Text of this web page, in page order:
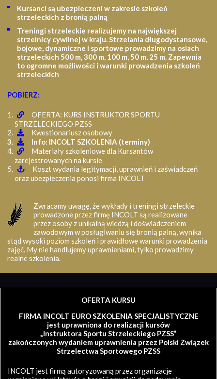
Kursanci są ubezpieczeni w zakresie szkoleń
strzeleckich z bronią palną
Treningi strzeleckie realizujemy na największej
strzelnicy cywilnej w kraju. Strzelania długodystansowe,
bojowe, dynamiczne i sportowe prowadzimy na osiach
strzeleckich 500 m, 300 m, 100 m, 50 m, 25 m. Zapewnia
to ogromne możliwości i warunki prowadzenia szkoleń
strzeleckich
POBIERZ:
OFERTA: KURS INSTRUKTOR SPORTU
STRZELECKIEGO PZSS
Kwestionariusz osobowy
Info: INCOLT SZKOLENIA (terminy)
Materiały szkoleniowe dla Kursantów
zarejestrowanych na kursie
Koszt wydania legitymacji, uprawnień i zaświadczeń
oraz ubezpieczenia ponosi firma INCOLT
Zwracamy uwagę, że wykłady i treningi strzeleckie
prowadzone przez firmę INCOLT są realizowane
przez osoby z unikalną wiedzą i doświadczeniem
zawodowym w posługiwaniu się bronią palną, wynika
stąd wysoki poziom szkoleń i prawidłowe warunki prowadzenia
zajęć. My nie handlujemy uprawnieniami, tylko prowadzimy
realne szkolenia.
OFERTA KURSU
FIRMA INCOLT EURO SZKOLENIA SPECJALISTYCZNE
jest uprawniona do realizacji kursów
„Instruktora Sportu Strzeleckiego PZSS”
zakończonych wydaniem uprawnienia przez Polski Związek
Strzelectwa Sportowego PZSS
INCOLT jest firmą autoryzowaną przez organizacje